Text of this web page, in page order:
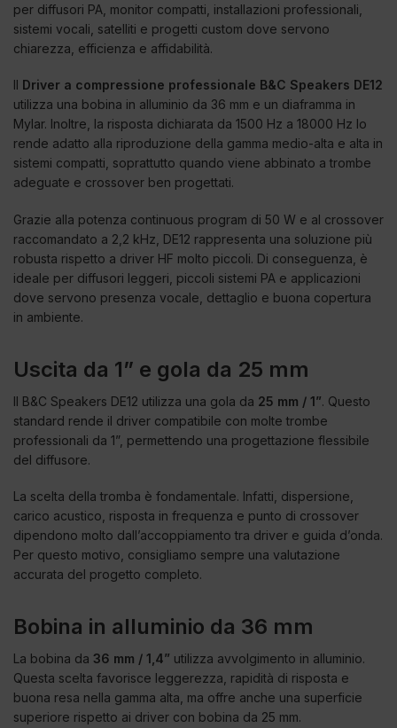
per diffusori PA, monitor compatti, installazioni professionali,
sistemi vocali, satelliti e progetti custom dove servono
chiarezza, efficienza e affidabilità.
Il Driver a compressione professionale B&C Speakers DE12
utilizza una bobina in alluminio da 36 mm e un diaframma in
Mylar. Inoltre, la risposta dichiarata da 1500 Hz a 18000 Hz lo
rende adatto alla riproduzione della gamma medio-alta e alta in
sistemi compatti, soprattutto quando viene abbinato a trombe
adeguate e crossover ben progettati.
Grazie alla potenza continuous program di 50 W e al crossover
raccomandato a 2,2 kHz, DE12 rappresenta una soluzione più
robusta rispetto a driver HF molto piccoli. Di conseguenza, è
ideale per diffusori leggeri, piccoli sistemi PA e applicazioni
dove servono presenza vocale, dettaglio e buona copertura
in ambiente.
Uscita da 1” e gola da 25 mm
Il B&C Speakers DE12 utilizza una gola da 25 mm / 1”. Questo
standard rende il driver compatibile con molte trombe
professionali da 1”, permettendo una progettazione flessibile
del diffusore.
La scelta della tromba è fondamentale. Infatti, dispersione,
carico acustico, risposta in frequenza e punto di crossover
dipendono molto dall’accoppiamento tra driver e guida d’onda.
Per questo motivo, consigliamo sempre una valutazione
accurata del progetto completo.
Bobina in alluminio da 36 mm
La bobina da 36 mm / 1,4” utilizza avvolgimento in alluminio.
Questa scelta favorisce leggerezza, rapidità di risposta e
buona resa nella gamma alta, ma offre anche una superficie
superiore rispetto ai driver con bobina da 25 mm.